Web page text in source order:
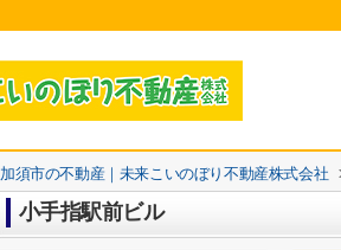
加須市の不動産｜未来こいのぼり不動産株式会社
小手指駅前ビル